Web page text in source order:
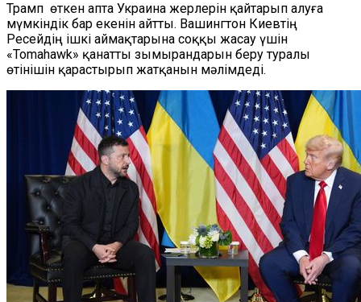
Трамп өткен апта Украина жерлерін қайтарып алуға
мүмкіндік бар екенін айтты. Вашингтон Киевтің
Ресейдің ішкі аймақтарына соққы жасау үшін
«Tomahawk» қанатты зымырандарын беру туралы
өтінішін қарастырып жатқанын мәлімдеді.